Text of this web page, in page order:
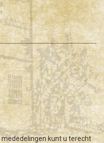
kunt u terecht